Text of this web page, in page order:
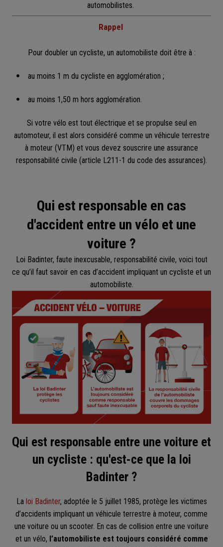
automobilistes.
Rappel
Pour doubler un cycliste, un automobiliste doit être à :
au moins 1 m du cycliste en agglomération ;
au moins 1,50 m hors agglomération.
Si votre vélo est tout électrique et se propulse seul en
automoteur, il est alors considéré comme un véhicule terrestre
à moteur (VTM) et vous devez souscrire une assurance
responsabilité civile (article L211-1 du code des assurances).
Qui est responsable en cas
d'accident entre un vélo et une
voiture ?
Loi Badinter, faute inexcusable, responsabilité civile, voici tout
ce qu’il faut savoir en cas d’accident impliquant un cycliste et un
automobiliste.
Qui est responsable entre une voiture et
un cycliste : qu'est-ce que la loi
Badinter ?
La loi Badinter, adoptée le 5 juillet 1985, protège les victimes
d’accidents impliquant un véhicule terrestre à moteur, comme
une voiture ou un scooter. En cas de collision entre une voiture
et un vélo, l’automobiliste est toujours considéré comme